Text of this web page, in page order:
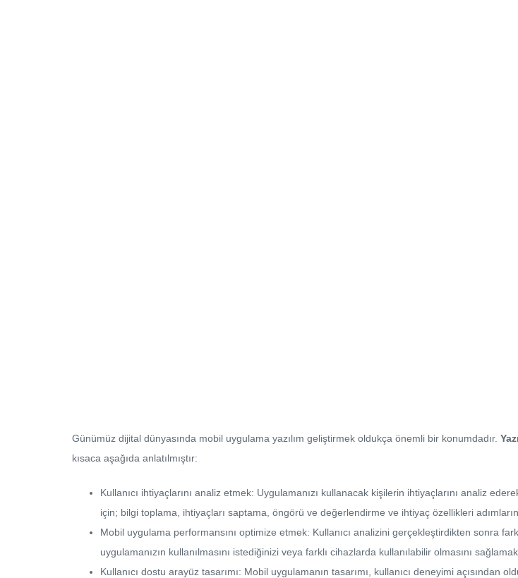
Günümüz dijital dünyasında mobil uygulama yazılım geliştirmek oldukça önemli bir konumdadır.
kısaca aşağıda anlatılmıştır:
Kullanıcı ihtiyaçlarını analiz etmek: Uygulamanızı kullanacak kişilerin ihtiyaçlarını analiz
için; bilgi toplama, ihtiyaçları saptama, öngörü ve değerlendirme ve ihtiyaç özellikleri
Mobil uygulama performansını optimize etmek: Kullanıcı analizini gerçekleştirdikten sonra
uygulamanızın kullanılmasını istediğinizi veya farklı cihazlarda kullanılabilir olmasını
Kullanıcı dostu arayüz tasarımı: Mobil uygulamanın tasarımı, kullanıcı deneyimi